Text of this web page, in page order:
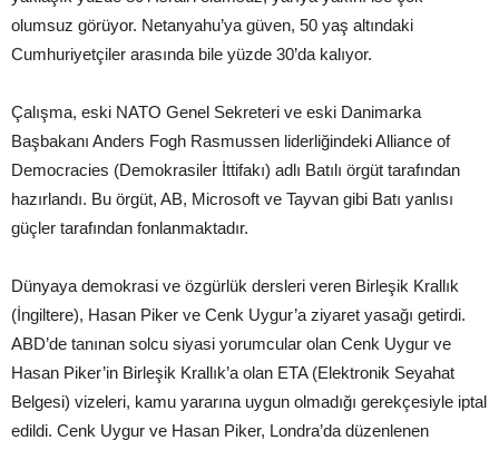
olumsuz görüyor. Netanyahu’ya güven, 50 yaş altındaki
Cumhuriyetçiler arasında bile yüzde 30’da kalıyor.
Çalışma, eski NATO Genel Sekreteri ve eski Danimarka
Başbakanı Anders Fogh Rasmussen liderliğindeki Alliance of
Democracies (Demokrasiler İttifakı) adlı Batılı örgüt tarafından
hazırlandı. Bu örgüt, AB, Microsoft ve Tayvan gibi Batı yanlısı
güçler tarafından fonlanmaktadır.
Dünyaya demokrasi ve özgürlük dersleri veren Birleşik Krallık
(İngiltere), Hasan Piker ve Cenk Uygur’a ziyaret yasağı getirdi.
ABD’de tanınan solcu siyasi yorumcular olan Cenk Uygur ve
Hasan Piker’in Birleşik Krallık’a olan ETA (Elektronik Seyahat
Belgesi) vizeleri, kamu yararına uygun olmadığı gerekçesiyle iptal
edildi. Cenk Uygur ve Hasan Piker, Londra’da düzenlenen